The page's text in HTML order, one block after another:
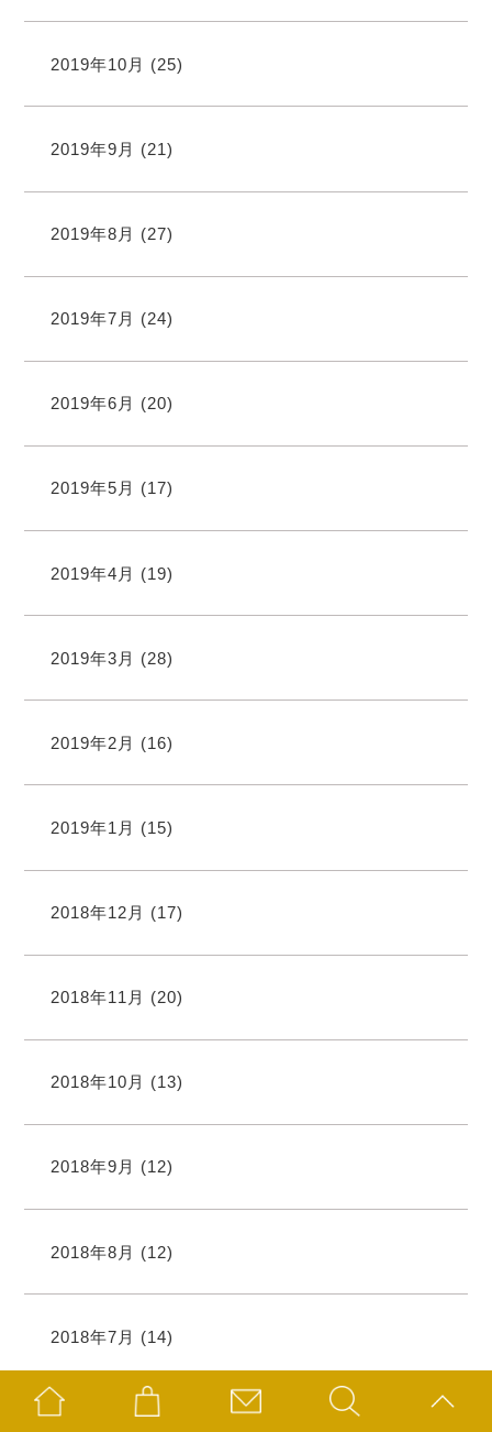
2019年10月 (25)
2019年9月 (21)
2019年8月 (27)
2019年7月 (24)
2019年6月 (20)
2019年5月 (17)
2019年4月 (19)
2019年3月 (28)
2019年2月 (16)
2019年1月 (15)
2018年12月 (17)
2018年11月 (20)
2018年10月 (13)
2018年9月 (12)
2018年8月 (12)
2018年7月 (14)
2018年6月(20)